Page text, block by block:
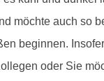
möchte auch so
beginnen.
oder Sie